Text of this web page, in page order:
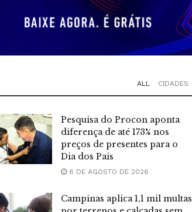
ALL CIDADES
Pesquisa do Procon aponta
diferença de até 173% nos
preços de presentes para o
Dia dos Pais
6 DE AGOSTO DE 2026
Campinas aplica 1,1 mil multas